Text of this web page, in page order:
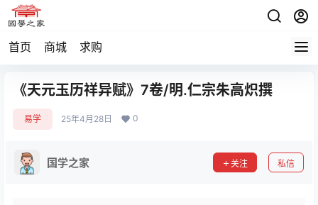
首页 商城 求购
《天元玉历祥异赋》7卷/明.仁宗朱高炽撰
易学 25年4月28日 0
国学之家 关注 私信